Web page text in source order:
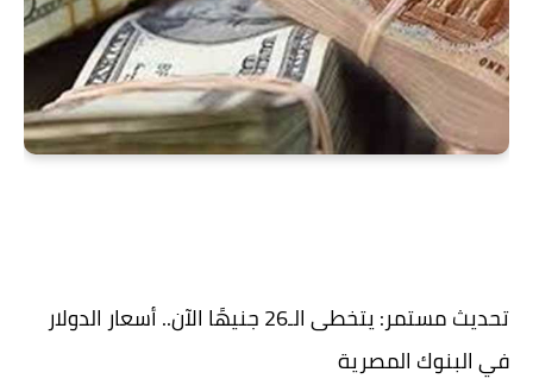
تحديث مستمر: يتخطى الـ26 جنيهًا الآن.. أسعار الدولار
في البنوك المصرية